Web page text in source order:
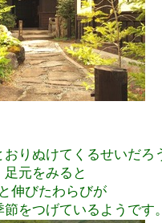
りぬけてくるせいだろ
足元をみると
伸びたわらびが
をつげているようです。